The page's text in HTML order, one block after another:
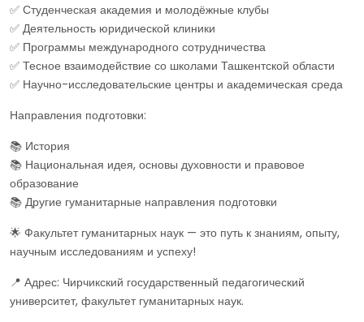
✅ Студенческая академия и молодёжные клубы
✅ Деятельность юридической клиники
✅ Программы международного сотрудничества
✅ Тесное взаимодействие со школами Ташкентской области
✅ Научно-исследовательские центры и академическая среда
Направления подготовки:
📚 История
📚 Национальная идея, основы духовности и правовое
образование
📚 Другие гуманитарные направления подготовки
🌟 Факультет гуманитарных наук — это путь к знаниям, опыту,
научным исследованиям и успеху!
📍 Адрес: Чирчикский государственный педагогический
университет, факультет гуманитарных наук.